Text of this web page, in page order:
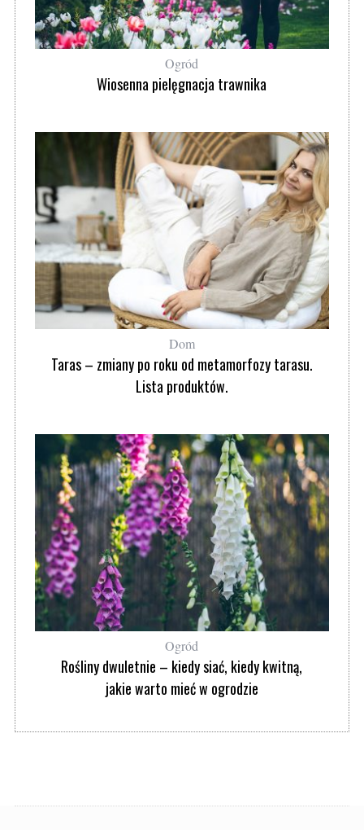
Ogród
Wiosenna pielęgnacja trawnika
Dom
Taras – zmiany po roku od metamorfozy tarasu.
Lista produktów.
Ogród
Rośliny dwuletnie – kiedy siać, kiedy kwitną,
jakie warto mieć w ogrodzie